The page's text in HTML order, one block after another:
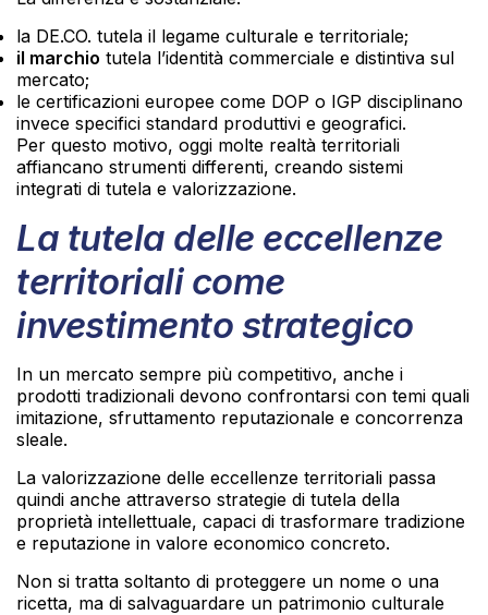
la DE.CO. tutela il legame culturale e territoriale;
il marchio tutela l’identità commerciale e distintiva sul
mercato;
le certificazioni europee come DOP o IGP disciplinano
invece specifici standard produttivi e geografici.
Per questo motivo, oggi molte realtà territoriali
affiancano strumenti differenti, creando sistemi
integrati di tutela e valorizzazione.
La tutela delle eccellenze
territoriali come
investimento strategico
In un mercato sempre più competitivo, anche i
prodotti tradizionali devono confrontarsi con temi quali
imitazione, sfruttamento reputazionale e concorrenza
sleale.
La valorizzazione delle eccellenze territoriali passa
quindi anche attraverso strategie di tutela della
proprietà intellettuale, capaci di trasformare tradizione
e reputazione in valore economico concreto.
Non si tratta soltanto di proteggere un nome o una
ricetta, ma di salvaguardare un patrimonio culturale